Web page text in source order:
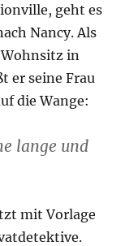
geht es
Nancy. Als
in
er seine Frau
die Wange:
lange und
mit Vorlage